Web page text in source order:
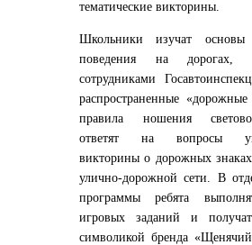
тематические викторины.
Школьники изучат основы
поведения на дорогах,
сотрудниками
распространенные
правила ношения
ответят на вопросы
викторины о дорожных
улично-дорожной сети. В
программы ребята
игровых заданий и
символикой бренда